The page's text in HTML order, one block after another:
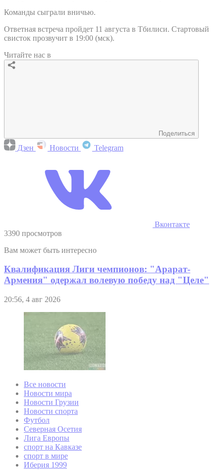
Команды сыграли вничью.
Ответная встреча пройдет 11 августа в Тбилиси. Стартовый
свисток прозвучит в 19:00 (мск).
Читайте нас в
Поделиться
Дзен Новости Telegram
Вконтакте
3390 просмотров
Вам может быть интересно
Квалификация Лиги чемпионов: "Арарат-
Армения" одержал волевую победу над "Целе"
20:56, 4 авг 2026
Все новости
Новости мира
Новости Грузии
Новости спорта
Футбол
Северная Осетия
Лига Европы
спорт на Кавказе
спорт в мире
Иберия 1999